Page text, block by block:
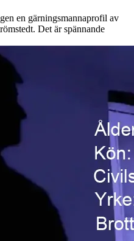
en gärningsmannaprofil av
Det är spännande